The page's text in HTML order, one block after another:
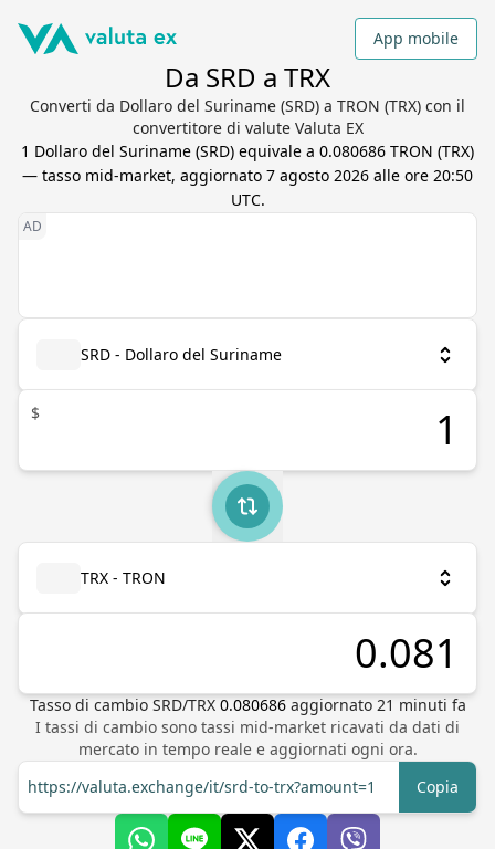
App mobile
Da SRD a TRX
Converti da Dollaro del Suriname (SRD) a TRON (TRX) con il
convertitore di valute Valuta EX
1 Dollaro del Suriname (SRD) equivale a 0.080686 TRON (TRX)
— tasso mid-market, aggiornato 7 agosto 2026 alle ore 20:50
UTC.
SRD - Dollaro del Suriname
$
TRX - TRON
Tasso di cambio SRD/TRX 0.080686 aggiornato 21 minuti fa
I tassi di cambio sono tassi mid-market ricavati da dati di
mercato in tempo reale e aggiornati ogni ora.
https://valuta.exchange/it/srd-to-trx?amount=1
Copia